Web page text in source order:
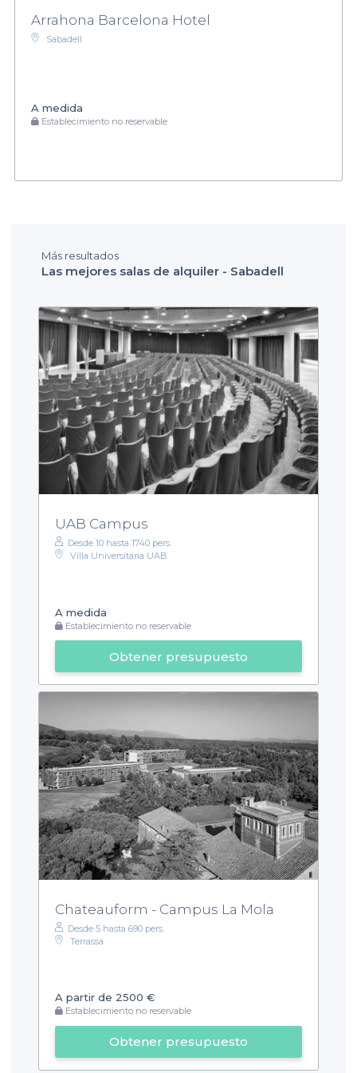
Arrahona Barcelona Hotel
Sabadell
A medida
Establecimiento no reservable
Más resultados
Las mejores salas de alquiler - Sabadell
UAB Campus
Desde 10 hasta 1740 pers.
Villa Universitaria UAB
A medida
Establecimiento no reservable
Obtener presupuesto
Chateauform - Campus La Mola
Desde 5 hasta 690 pers.
Terrassa
A partir de 2500 €
Establecimiento no reservable
Obtener presupuesto